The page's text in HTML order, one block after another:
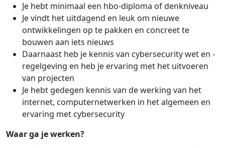
Je hebt minimaal een hbo-diploma of denkniveau
Je vindt het uitdagend en leuk om nieuwe
ontwikkelingen op te pakken en concreet te
bouwen aan iets nieuws
Daarnaast heb je kennis van cybersecurity wet en -
regelgeving en heb je ervaring met het uitvoeren
van projecten
Je hebt gedegen kennis van de werking van het
internet, computernetwerken in het algemeen en
ervaring met cybersecurity
Waar ga je werken?